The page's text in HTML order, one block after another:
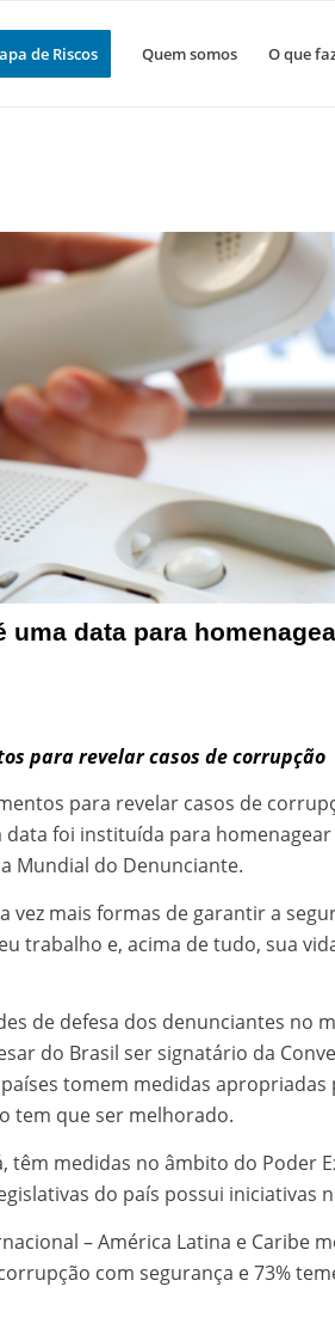
de Riscos Quem somos O que
data para
para revelar casos de corrupção
para revelar casos de
foi instituída para
Mundial do Denunciante.
vez mais formas de garantir a
trabalho e, acima de tudo, sua
de defesa dos denunciantes no
do Brasil ser signatário da
tomem medidas apropriadas
tem que ser melhorado.
têm medidas no âmbito do Poder
do país possui iniciativas
– América Latina e Caribe
com segurança e 73%